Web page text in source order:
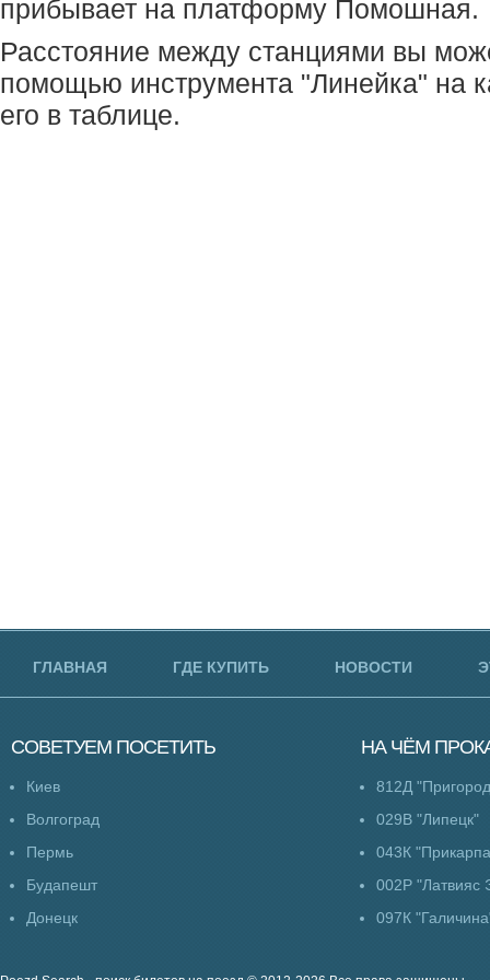
прибывает на платформу Помошная.
Расстояние между станциями вы
помощью инструмента "Линейка" на
его в таблице.
ГЛАВНАЯ ГДЕ КУПИТЬ НОВОСТИ
СОВЕТУЕМ ПОСЕТИТЬ
Киев
Волгоград
Пермь
Будапешт
Донецк
НА ЧЁМ
812Д
029В "Липецк"
043К
002Р "Латвияс
097К